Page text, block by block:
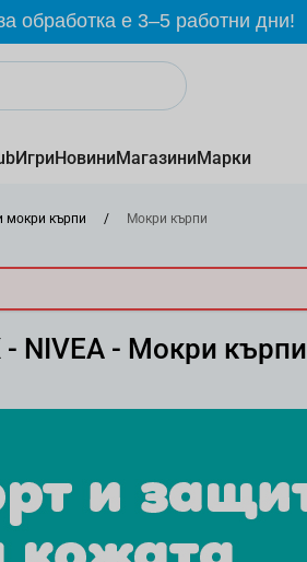
обработка е 3–5 работни дни!
ИгриНовиниМагазиниМарки
мокри кърпи / Мокри кърпи
NIVEA - Мокри кърпи